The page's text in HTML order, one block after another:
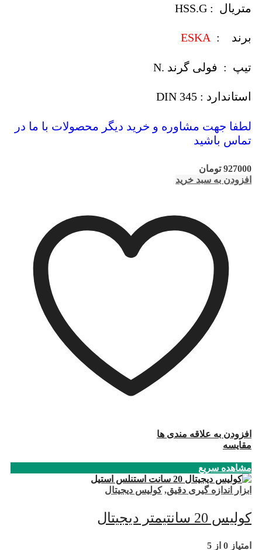
متریال : HSS.G
برند : ESKA
تیپ : فولی گرند .N
استاندارد : DIN 345
لطفا جهت مشاوره و خرید دیگر محصولات با ما در
تماس باشید
927000 تومان
افزودن به سبد خرید
افزودن به علاقه مندی ها
مقایسه
مشاهده سریع
ابزار اندازه گیری دقیق,کولیس دیجیتال
کولیس 20 سانتیمتر دیجیتال
امتیاز 0 از 5